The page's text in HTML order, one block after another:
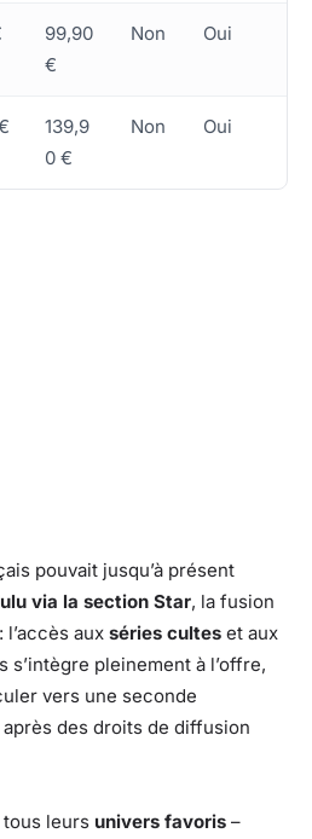
99,90
€
Non Oui
139,9
0 €
Non Oui
pouvait jusqu’à présent
via la section Star, la fusion
aux séries cultes et aux
s’intègre pleinement à l’offre,
vers une seconde
des droits de diffusion
leurs univers favoris –